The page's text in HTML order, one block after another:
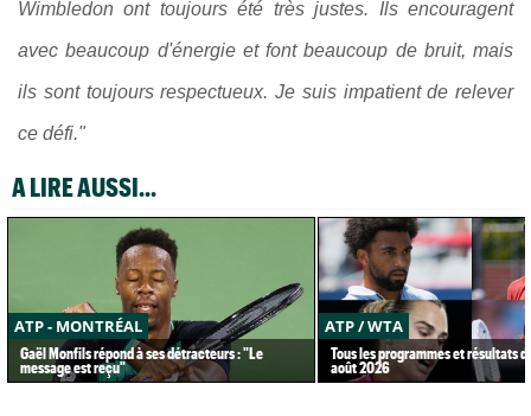
Wimbledon ont toujours été très justes. Ils encouragent
avec beaucoup d'énergie et font beaucoup de bruit, mais
ils sont toujours respectueux. Je suis impatient de relever
ce défi."
A LIRE AUSSI...
ATP - MONTRÉAL
Gaël Monfils répond à ses détracteurs : "Le
message est reçu"
ATP / WTA
Tous les programmes et résultats
août 2026